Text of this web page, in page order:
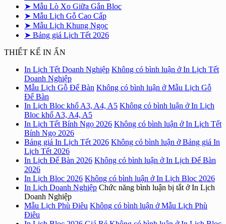
➤ Mẫu Lò Xo Giữa Gắn Bloc
➤ Mẫu Lịch Gỗ Cao Cấp
➤ Mẫu Lịch Khung Ngọc
➤ Bảng giá Lịch Tết 2026
THIẾT KẾ IN ẤN
In Lịch Tết Doanh Nghiệp Không có bình luận ở In Lịch Tết
Doanh Nghiệp
Mẫu Lịch Gỗ Để Bàn Không có bình luận ở Mẫu Lịch Gỗ
Để Bàn
In Lịch Bloc khổ A3, A4, A5 Không có bình luận ở In Lịch
Bloc khổ A3, A4, A5
In Lịch Tết Bính Ngọ 2026 Không có bình luận ở In Lịch Tết
Bính Ngọ 2026
Bảng giá In Lịch Tết 2026 Không có bình luận ở Bảng giá In
Lịch Tết 2026
In Lịch Để Bàn 2026 Không có bình luận ở In Lịch Để Bàn
2026
In Lịch Bloc 2026 Không có bình luận ở In Lịch Bloc 2026
In Lịch Doanh Nghiệp Chức năng bình luận bị tắt ở In Lịch
Doanh Nghiệp
Mẫu Lịch Phù Điêu Không có bình luận ở Mẫu Lịch Phù
Điêu